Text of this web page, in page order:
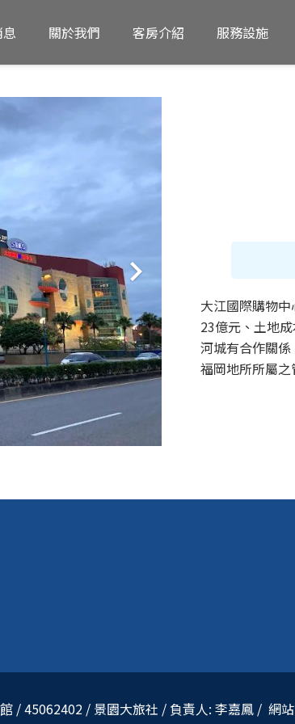
關於我們 客房介紹 服務設施
大江國際購物
23億元、土地
河城有合作關
福岡地所所屬之
/ 45062402 / 景園大旅社 / 負責人: 李嘉鳳 / 網